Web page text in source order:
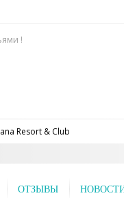
!
Resort & Club
ОТЗЫВЫ